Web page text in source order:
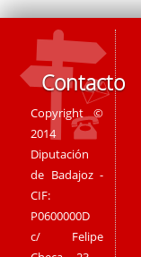
Contacto
Copyright ©
2014
Diputación
de Badajoz -
CIF:
P0600000D
c/ Felipe